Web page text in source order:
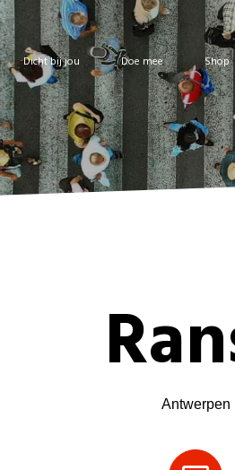
Dicht bij jou Doe mee Shop
Antwerpen